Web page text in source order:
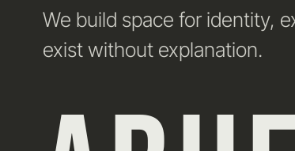
We build space for identity,
exist without explanation.